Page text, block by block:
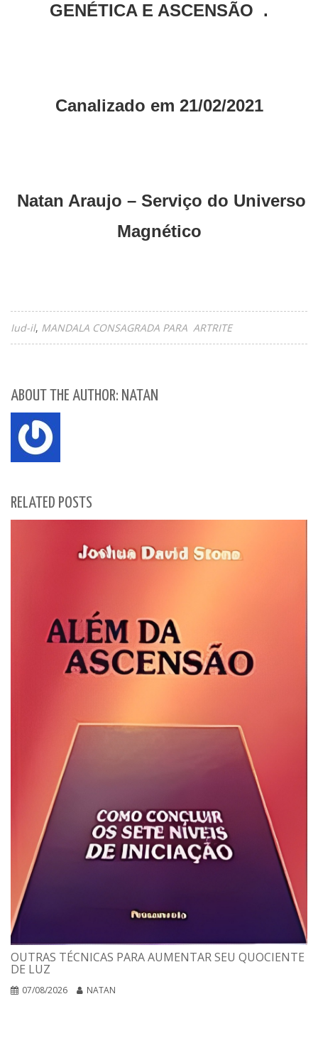
GENÉTICA E ASCENSÃO .
Canalizado em 21/02/2021
Natan Araujo – Serviço do Universo
Magnético
Iud-il MANDALA CONSAGRADA PARA ARTRITE
ABOUT THE AUTHOR: NATAN
RELATED POSTS
OUTRAS TÉCNICAS PARA AUMENTAR SEU QUOCIENTE
DE LUZ
07/08/2026 NATAN